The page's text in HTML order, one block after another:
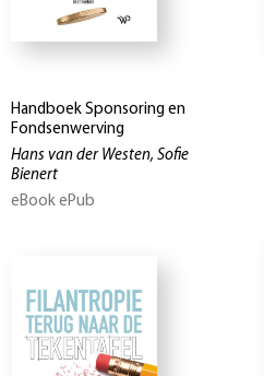
Handboek Sponsoring en
Fondsenwerving
Hans van der Westen, Sofie
Bienert
eBook ePub